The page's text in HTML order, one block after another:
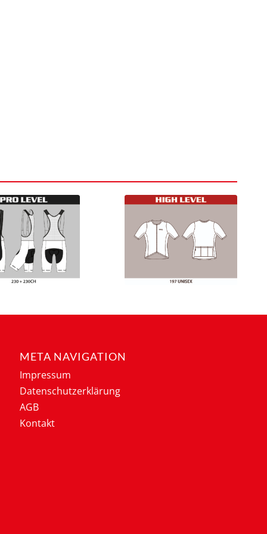
META NAVIGATION
Impressum
Datenschutzerklärung
AGB
Kontakt